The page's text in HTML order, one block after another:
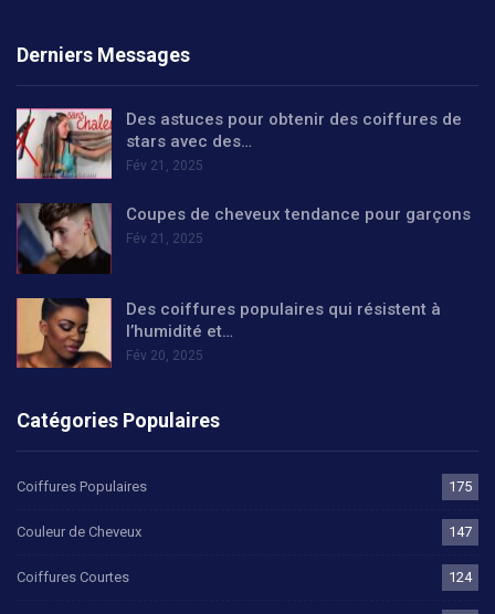
Derniers Messages
Des astuces pour obtenir des coiffures de
stars avec des…
Fév 21, 2025
Coupes de cheveux tendance pour garçons
Fév 21, 2025
Des coiffures populaires qui résistent à
l’humidité et…
Fév 20, 2025
Catégories Populaires
Coiffures Populaires 175
Couleur de Cheveux 147
Coiffures Courtes 124